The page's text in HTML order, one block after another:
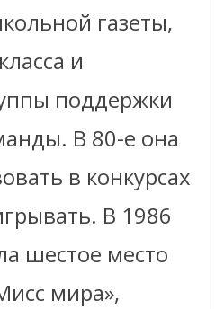
газеты,
и
поддержки
В 80-е она
в конкурсах
В 1986
шестое место
мира»,